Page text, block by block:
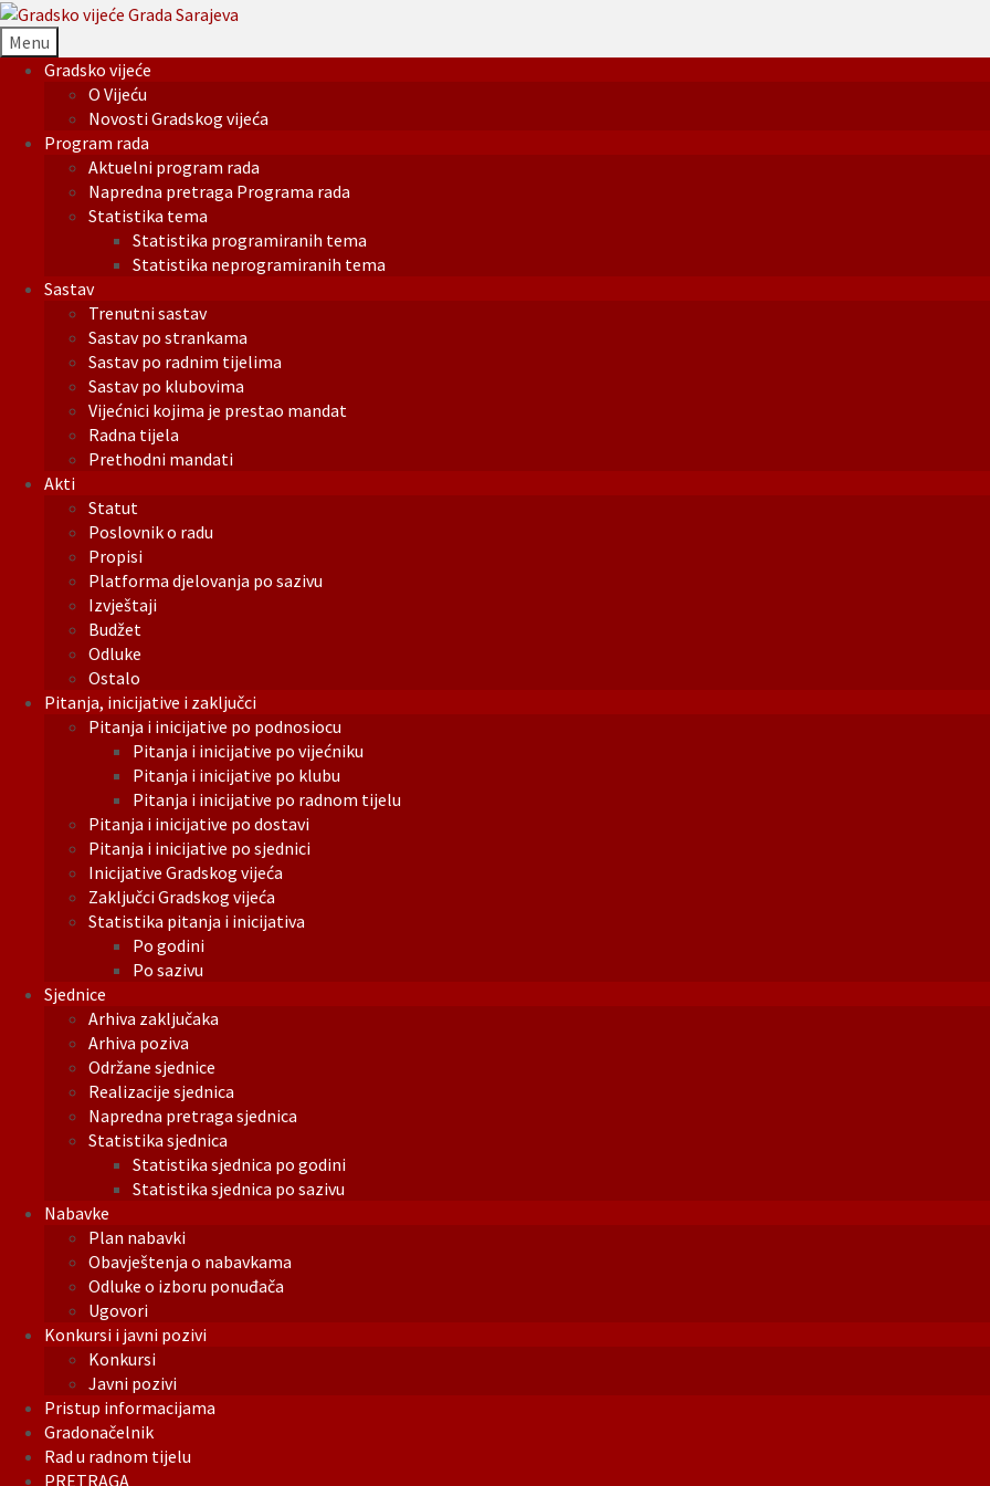
Menu
Gradsko vijeće
O Vijeću
Novosti Gradskog vijeća
Program rada
Aktuelni program rada
Napredna pretraga Programa rada
Statistika tema
Statistika programiranih tema
Statistika neprogramiranih tema
Sastav
Trenutni sastav
Sastav po strankama
Sastav po radnim tijelima
Sastav po klubovima
Vijećnici kojima je prestao mandat
Radna tijela
Prethodni mandati
Akti
Statut
Poslovnik o radu
Propisi
Platforma djelovanja po sazivu
Izvještaji
Budžet
Odluke
Ostalo
Pitanja, inicijative i zaključci
Pitanja i inicijative po podnosiocu
Pitanja i inicijative po vijećniku
Pitanja i inicijative po klubu
Pitanja i inicijative po radnom tijelu
Pitanja i inicijative po dostavi
Pitanja i inicijative po sjednici
Inicijative Gradskog vijeća
Zaključci Gradskog vijeća
Statistika pitanja i inicijativa
Po godini
Po sazivu
Sjednice
Arhiva zaključaka
Arhiva poziva
Održane sjednice
Realizacije sjednica
Napredna pretraga sjednica
Statistika sjednica
Statistika sjednica po godini
Statistika sjednica po sazivu
Nabavke
Plan nabavki
Obavještenja o nabavkama
Odluke o izboru ponuđača
Ugovori
Konkursi i javni pozivi
Konkursi
Javni pozivi
Pristup informacijama
Gradonačelnik
Rad u radnom tijelu
PRETRAGA